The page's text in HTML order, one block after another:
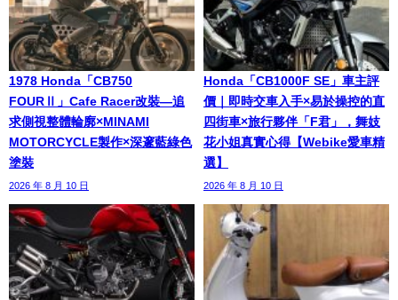
1978 Honda「CB750
FOURⅡ」Cafe Racer改裝—追
求側視整體輪廓×MINAMI
MOTORCYCLE製作×深邃藍綠色
塗裝
2026 年 8 月 10 日
Honda「CB1000F SE」車主評
價｜即時交車入手×易於操控的直
四街車×旅行夥伴「F君」，舞妓
花小姐真實心得【Webike愛車精
選】
2026 年 8 月 10 日